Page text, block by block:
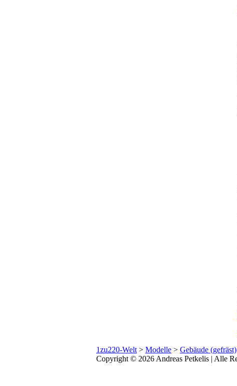
1zu220-Welt > Modelle > Gebäude (gefräst)
Copyright © 2026 Andreas Petkelis | Alle